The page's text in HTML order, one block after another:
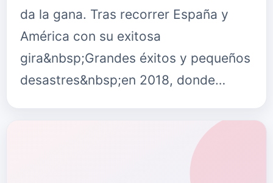
da la gana. Tras recorrer España y
América con su exitosa
gira&nbsp;Grandes éxitos y pequeños
desastres&nbsp;en 2018, donde
espectadores, anuncia que actuará en